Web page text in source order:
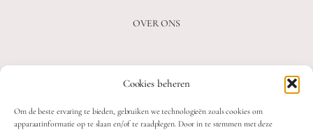
Cookies beheren
Om de beste ervaring te bieden, gebruiken we technologieën zoals cookies om
apparaatinformatie op te slaan en/of te raadplegen. Door in te stemmen met deze
OVER ONS
VEELGESTELDE VRAGEN
OVER ONS
CONTACT